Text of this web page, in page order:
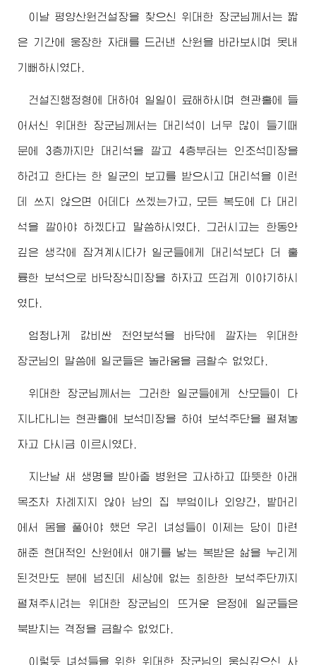
이날 평양산원건설장을 찾으신위대한 장군님께서 는 짧
은 기간에 웅장한 자태를 드러낸 산원을 바라보시며 못내
기뻐하시였다.
건설진행정형에 대하여 일일이 료해하시며 현관홀에 들
어서신 위대한 장군님께서 는 대리석이 너무 많이 들기때
문에 3층까지만 대리석을 깔고 4층부터는 인조석미장을
하려고 한다는 한 일군의 보고를 받으시고 대리석을 이런
데 쓰지 않으면 어데다 쓰겠는가고, 모든 복도에 다 대리
석을 깔아야 하겠다고 말씀하시였다. 그러시고는 한동안
깊은 생각에 잠겨계시다가 일군들에게 대리석보다 더 훌
륭한 보석으로 바닥장식미장을 하자고 뜨겁게 이야기하시
였다.
엄청나게 값비싼 천연보석을 바닥에 깔자는 위대한
장군님 의 말씀에 일군들은 놀라움을 금할수 없었다.
위대한 장군님께서는 그러한 일군들에게 산모들이 다
지나다니는 현관홀에 보석미장을 하여 보석주단을 펼쳐놓
자고 다시금 이르시였다.
지난날 새 생명을 받아줄 병원은 고사하고 따뜻한 아래
목조차 차례지지 않아 남의 집 부엌이나 외양간, 밭머리
에서 몸을 풀어야 했던 우리 녀성들이 이제는 당이 마련
해준 현대적인 산원에서 애기를 낳는 복받은 삶을 누리게
된것만도 분에 넘친데 세상에 없는 희한한 보석주단까지
펼쳐주시려는 위대한 장군님의 뜨거운 은정에 일군들은
북받치는 격정을 금할수 없었다.
이렇듯 녀성들을 위한 위대한 장군님 의 웅심깊으신 사